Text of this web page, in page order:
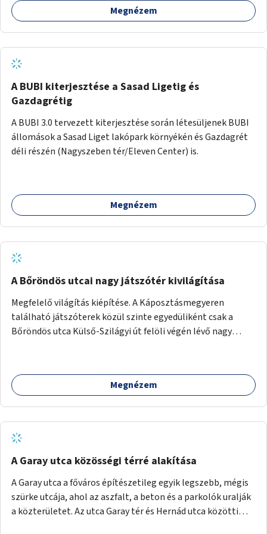
barátságosabbá és zöldebbé lehetne tenni a megállókat.
Megnézem
A BUBI kiterjesztése a Sasad Ligetig és
Gazdagrétig
A BUBI 3.0 tervezett kiterjesztése során létesüljenek BUBI
állomások a Sasad Liget lakópark környékén és Gazdagrét
déli részén (Nagyszeben tér/Eleven Center) is.
Megnézem
A Bőröndös utcai nagy játszótér kivilágítása
Megfelelő világítás kiépítése. A Káposztásmegyeren
található játszóterek közül szinte egyedüliként csak a
Bőröndös utca Külső-Szilágyi út felöli végén lévő nagy
Megnézem
A Garay utca közösségi térré alakítása
A Garay utca a főváros építészetileg egyik legszebb, mégis
szürke utcája, ahol az aszfalt, a beton és a parkolók uralják
a közterületet. Az utca Garay tér és Hernád utca közötti